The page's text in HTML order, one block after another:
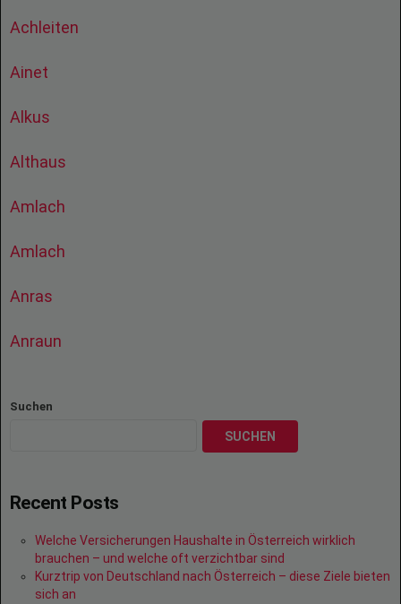
Achleiten
Ainet
Alkus
Althaus
Amlach
Amlach
Anras
Anraun
Suchen
SUCHEN
Recent Posts
Welche Versicherungen Haushalte in Österreich wirklich
brauchen – und welche oft verzichtbar sind
Kurztrip von Deutschland nach Österreich – diese Ziele bieten
sich an